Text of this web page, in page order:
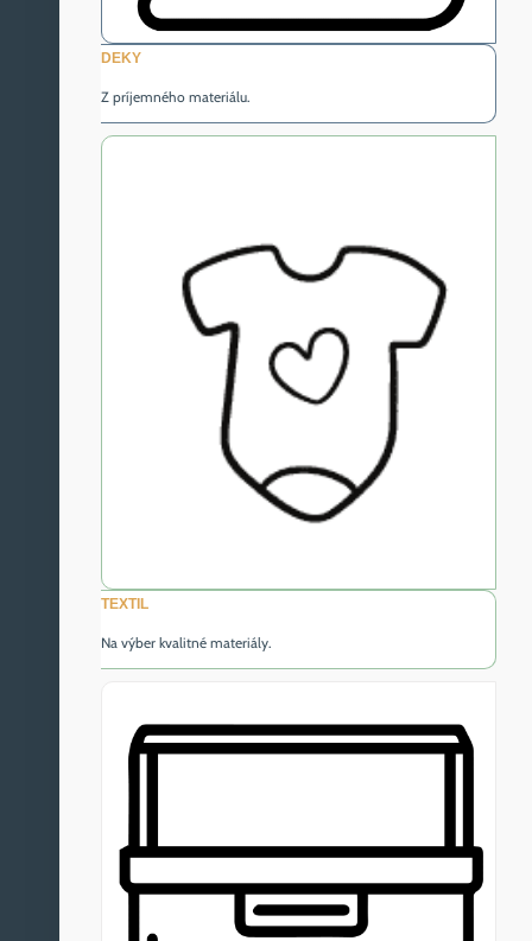
DEKY
Z príjemného materiálu.
TEXTIL
Na výber kvalitné materiály.